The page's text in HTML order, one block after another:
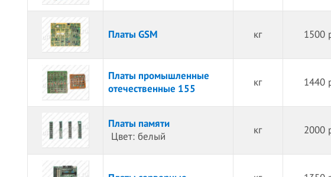
Платы GSM кг 1500
Платы промышленные
отечественные 155
кг 1440
Платы памяти
Цвет: белый
кг 2000